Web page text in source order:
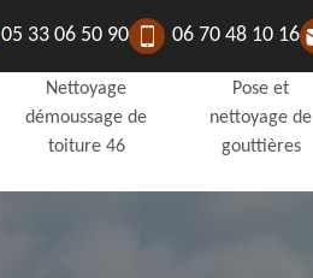
05 33 06 50 90 06 70 48 10 16
Nettoyage
démoussage de
toiture 46
Pose et
nettoyage de
gouttières